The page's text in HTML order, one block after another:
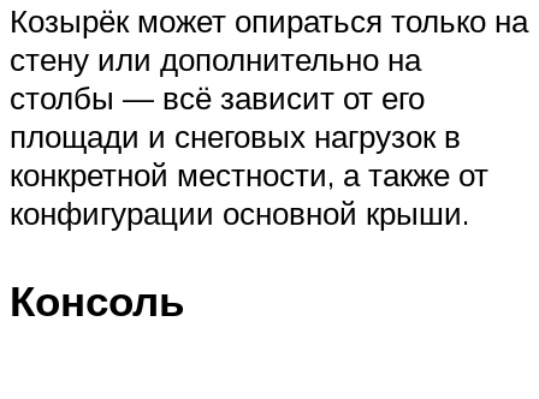
Козырёк может опираться только на
стену или дополнительно на
столбы — всё зависит от его
площади и снеговых нагрузок в
конкретной местности, а также от
конфигурации основной крыши.
Консоль